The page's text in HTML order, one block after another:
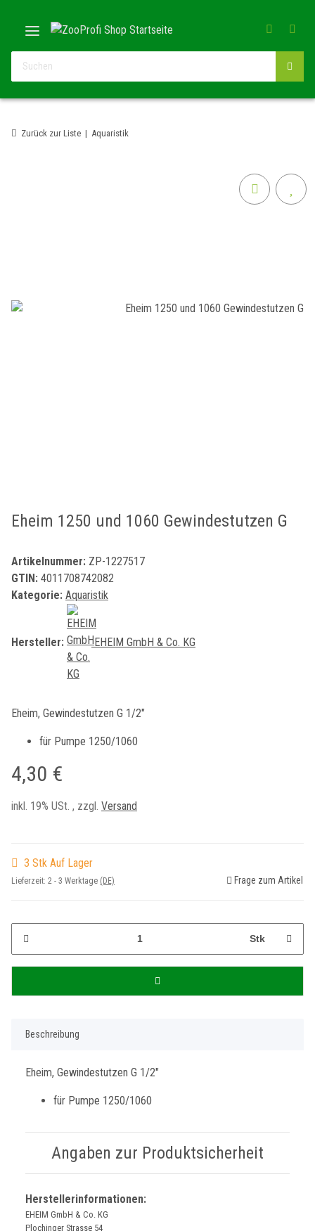
Zurück zur Liste Aquaristik
Eheim 1250 und 1060 Gewindestutzen G
Artikelnummer: ZP-1227517
GTIN: 4011708742082
Kategorie: Aquaristik
Hersteller: EHEIM GmbH & Co. KG
Eheim, Gewindestutzen G 1/2"
für Pumpe 1250/1060
4,30 €
inkl. 19% USt. , zzgl. Versand
3 Stk Auf Lager
Lieferzeit: 2 - 3 Werktage (DE) Frage zum Artikel
Stk
Beschreibung
Eheim, Gewindestutzen G 1/2"
für Pumpe 1250/1060
Angaben zur Produktsicherheit
Herstellerinformationen:
EHEIM GmbH & Co. KG
Plochinger Strasse 54